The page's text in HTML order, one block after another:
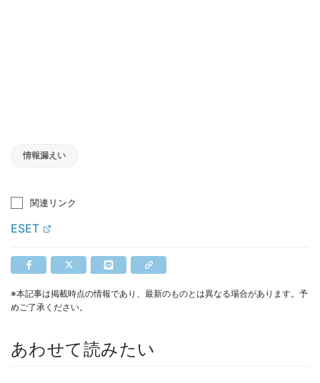
情報漏えい
関連リンク
ESET
※本記事は掲載時点の情報であり、最新のものとは異なる場合があります。予
めご了承ください。
あわせて読みたい